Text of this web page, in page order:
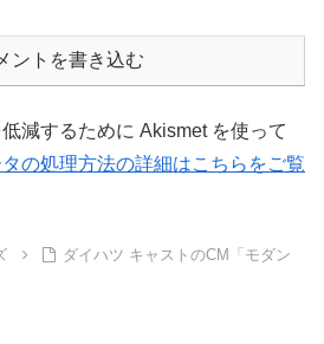
ントを書き込む
減するために Akismet を使って
の処理方法の詳細はこちらをご覧
ダイハツ キャストのCM「モダン